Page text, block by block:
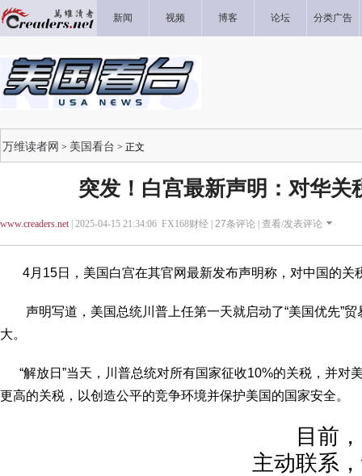
新闻 视频 博客 论坛 分类广告
万维读者网 > 美国看台 > 正文
突发！白宫最新声明：对华关
www.creaders.net| 2025-04-15 21:34:06 FX168财经 | 27条评论 | 查看/发表评论
4月15日，美国白宫在其官网最新发布声明称，对中国的关
声明写道，美国总统川普上任第一天就启动了“美国优先”贸
大。
“解放日”当天，川普总统对所有国家征收10%的关税，并对
更高的关税，以创造公平的竞争环境并保护美国的国家安全。
目前，
主动联系